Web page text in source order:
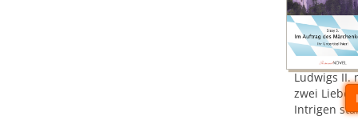
Ludwigs II.
zwei
Intrigen